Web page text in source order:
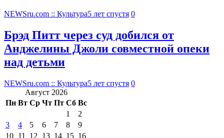
NEWSru.com :: Культура5 лет спустя 0
Брэд Питт через суд добился от
Анджелины Джоли совместной опеки
над детьми
NEWSru.com :: Культура5 лет спустя 0
Август 2026
Пн Вт Ср Чт Пт Сб Вс
1
2
3
4 5 6 7 8
9
10 11 12 13 14 15 16